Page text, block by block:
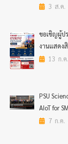
3 ส.ค.
ขอเชิญผู้ป
งานแสดง
13 ก.
PSU
AIoT for
7 ก.ค.